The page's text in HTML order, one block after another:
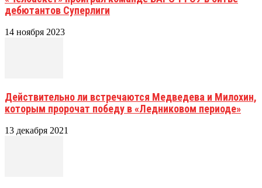
дебютантов Суперлиги
14 ноября 2023
Действительно ли встречаются Медведева и Милохин,
которым пророчат победу в «Ледниковом периоде»
13 декабря 2021